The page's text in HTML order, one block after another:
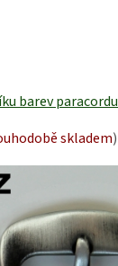
barev paracordu
skladem)